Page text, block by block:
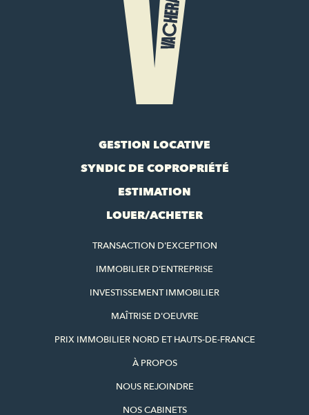
GESTION LOCATIVE
SYNDIC DE COPROPRIÉTÉ
ESTIMATION
LOUER/ACHETER
TRANSACTION D'EXCEPTION
IMMOBILIER D'ENTREPRISE
INVESTISSEMENT IMMOBILIER
MAÎTRISE D'OEUVRE
PRIX IMMOBILIER NORD ET HAUTS-DE-FRANCE
À PROPOS
NOUS REJOINDRE
NOS CABINETS